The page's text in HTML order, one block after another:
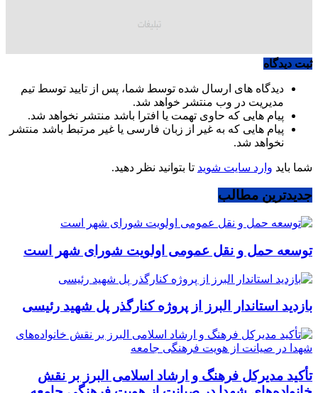
ثبت دیدگاه
دیدگاه های ارسال شده توسط شما، پس از تایید توسط تیم
مدیریت در وب منتشر خواهد شد.
پیام هایی که حاوی تهمت یا افترا باشد منتشر نخواهد شد.
پیام هایی که به غیر از زبان فارسی یا غیر مرتبط باشد منتشر
نخواهد شد.
شما باید وارد سایت شوید تا بتوانید نظر دهید.
جدیدترین مطالب
توسعه حمل و نقل عمومی اولویت شورای شهر است
بازدید استاندار البرز از پروژه کنارگذر پل شهید رئیسی
تأکید مدیرکل فرهنگ و ارشاد اسلامی البرز بر نقش